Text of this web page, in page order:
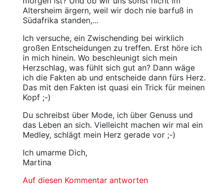
Altersheim ärgern, weil wir doch nie barfuß in
Südafrika standen,...
Ich versuche, ein Zwischending bei wirklich
großen Entscheidungen zu treffen. Erst höre ich
in mich hinein. Wo beschleunigt sich mein
Herzschlag, was fühlt sich gut an? Dann wäge
ich die Fakten ab und entscheide dann fürs Herz.
Das mit den Fakten ist quasi ein Trick für meinen
Kopf ;-)
Du schreibst über Mode, ich über Genuss und
das Leben an sich. Vielleicht machen wir mal ein
Medley, schlägt mein Herz gerade vor ;-)
Ich umarme Dich,
Martina
Auf diesen Kommentar antworten